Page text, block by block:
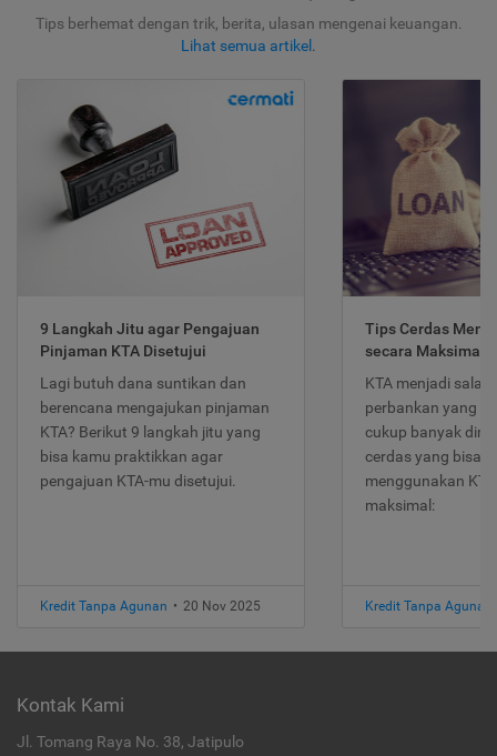
Tips berhemat dengan trik, berita, ulasan mengenai keuangan.
Lihat semua artikel .
9 Langkah Jitu agar Pengajuan
Pinjaman KTA Disetujui
Lagi butuh dana suntikan dan
berencana mengajukan pinjaman
KTA? Berikut 9 langkah jitu yang
bisa kamu praktikkan agar
pengajuan KTA-mu disetujui.
Kredit Tanpa Agunan • 20 Nov 2025
Tips Cerdas
secara Maksimal
KTA menjadi
perbankan yang
cukup banyak
cerdas yang bisa
menggunakan
maksimal:
Kredit Tanpa Agunan
Kontak Kami
Jl. Tomang Raya No. 38, Jatipulo